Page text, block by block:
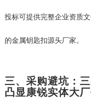
投标可提供完整企业资质
的金属钥匙扣源头厂家。
三、采购避坑：
凸显康锐实体大